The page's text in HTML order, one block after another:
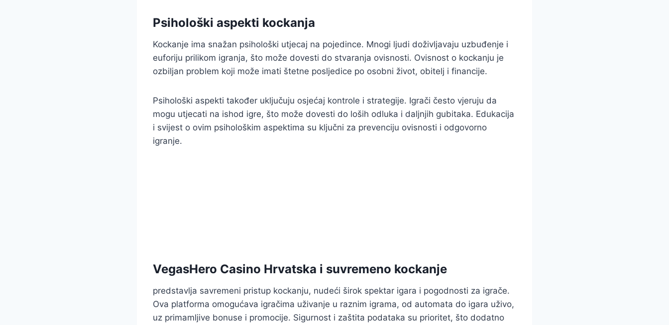
Psihološki aspekti kockanja
Kockanje ima snažan psihološki utjecaj na pojedince. Mnogi ljudi doživljavaju uzbuđenje i
euforiju prilikom igranja, što može dovesti do stvaranja ovisnosti. Ovisnost o kockanju je
ozbiljan problem koji može imati štetne posljedice po osobni život, obitelj i financije.
Psihološki aspekti također uključuju osjećaj kontrole i strategije. Igrači često vjeruju da
mogu utjecati na ishod igre, što može dovesti do loših odluka i daljnjih gubitaka. Edukacija
i svijest o ovim psihološkim aspektima su ključni za prevenciju ovisnosti i odgovorno
igranje.
VegasHero Casino Hrvatska i suvremeno kockanje
predstavlja savremeni pristup kockanju, nudeći širok spektar igara i pogodnosti za igrače.
Ova platforma omogućava igračima uživanje u raznim igrama, od automata do igara uživo,
uz primamljive bonuse i promocije. Sigurnost i zaštita podataka su prioritet, što dodatno